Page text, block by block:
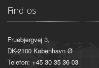
Find os
Fruebjergvej 3,
DK-2100 København Ø
Telefon: +45 30 35 36 03